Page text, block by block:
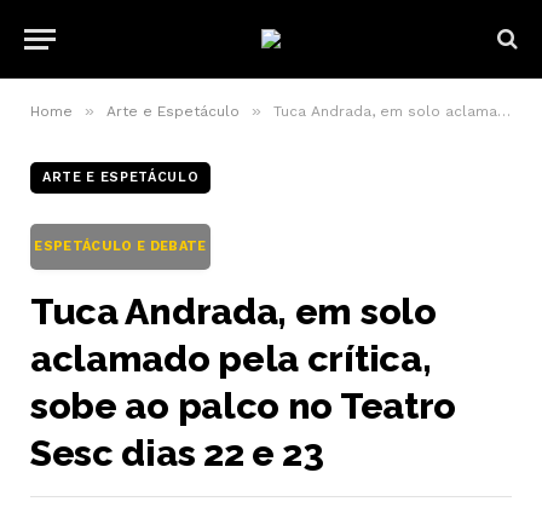
Home » Arte e Espetáculo » Tuca Andrada, em solo aclamado pela crítica, sobe ao palco no Teatro Sesc dias 22 e 23
ARTE E ESPETÁCULO
ESPETÁCULO E DEBATE
Tuca Andrada, em solo
aclamado pela crítica,
sobe ao palco no Teatro
Sesc dias 22 e 23